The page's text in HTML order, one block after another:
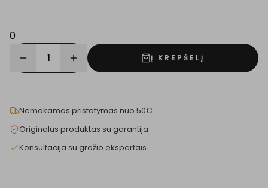
0
1 Į KREPŠELĮ
Nemokamas pristatymas nuo 50€
Originalus produktas su garantija
Konsultacija su grožio ekspertais